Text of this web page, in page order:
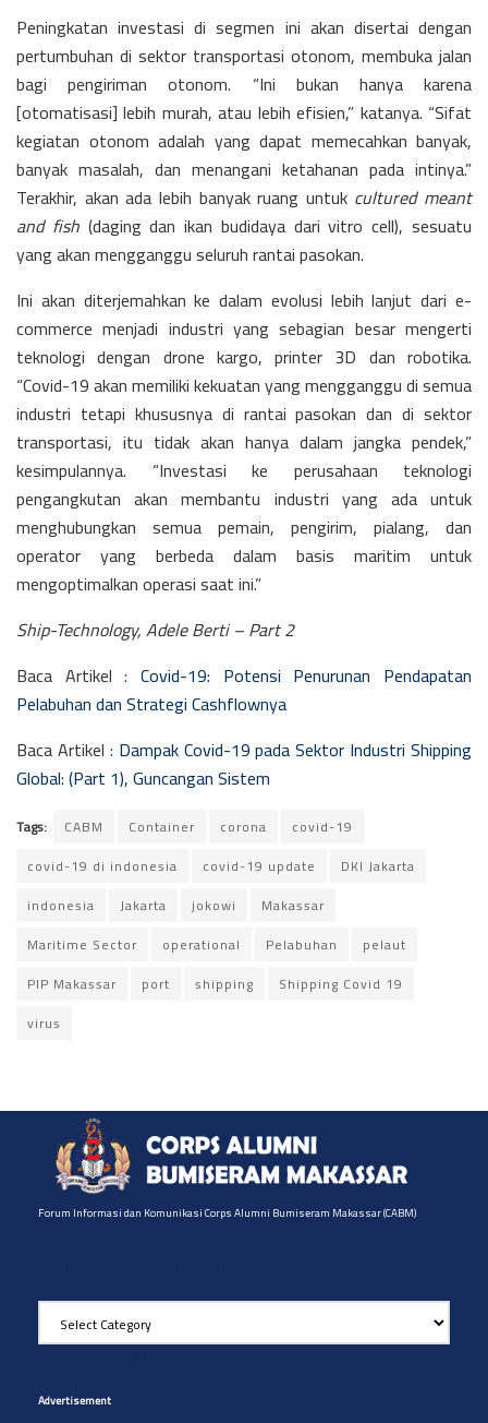
Peningkatan investasi di segmen ini akan disertai dengan
pertumbuhan di sektor transportasi otonom, membuka jalan
bagi pengiriman otonom. “Ini bukan hanya karena
[otomatisasi] lebih murah, atau lebih efisien,” katanya. “Sifat
kegiatan otonom adalah yang dapat memecahkan banyak,
banyak masalah, dan menangani ketahanan pada intinya.”
Terakhir, akan ada lebih banyak ruang untuk cultured meant
and fish (daging dan ikan budidaya dari vitro cell), sesuatu
yang akan mengganggu seluruh rantai pasokan.
Ini akan diterjemahkan ke dalam evolusi lebih lanjut dari e-
commerce menjadi industri yang sebagian besar mengerti
teknologi dengan drone kargo, printer 3D dan robotika.
“Covid-19 akan memiliki kekuatan yang mengganggu di semua
industri tetapi khususnya di rantai pasokan dan di sektor
transportasi, itu tidak akan hanya dalam jangka pendek,”
kesimpulannya. “Investasi ke perusahaan teknologi
pengangkutan akan membantu industri yang ada untuk
menghubungkan semua pemain, pengirim, pialang, dan
operator yang berbeda dalam basis maritim untuk
mengoptimalkan operasi saat ini.”
Ship-Technology, Adele Berti – Part 2
Baca Artikel : Covid-19: Potensi Penurunan Pendapatan
Pelabuhan dan Strategi Cashflownya
Baca Artikel : Dampak Covid-19 pada Sektor Industri Shipping
Global: (Part 1), Guncangan Sistem
Tags: CABM Container corona
covid-19
covid-19 di indonesia
covid-19 update
DKI Jakarta
indonesia
Jakarta jokowi
Makassar
Maritime Sector
operational Pelabuhan
pelaut
PIP Makassar
port shipping
Shipping Covid 19
virus
Forum Informasi dan Komunikasi Corps Alumni Bumiseram Makassar (CABM)
Pilih
Artikel
yg
Advertisement